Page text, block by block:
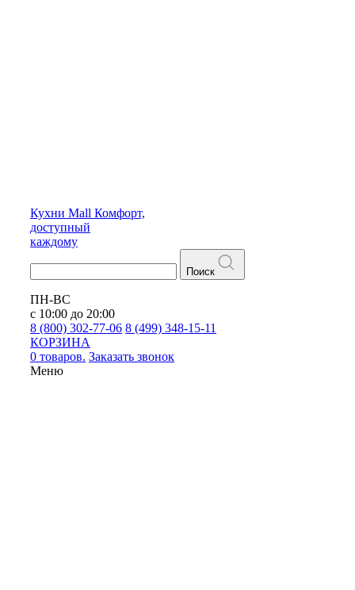
Кухни Mall Комфорт,
доступный
каждому
Поиск
ПН-ВС
с 10:00 до 20:00
8 (800) 302-77-06 8 (499) 348-15-11
КОРЗИНА
0 товаров. Заказать звонок
Меню